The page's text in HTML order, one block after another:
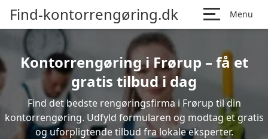
Find-kontorrengøring.dk Menu
Kontorrengøring i Frørup – få et
gratis tilbud i dag
Find det bedste rengøringsfirma i Frørup til din
kontorrengøring. Udfyld formularen og modtag et gratis
og uforpligtende tilbud fra lokale eksperter.